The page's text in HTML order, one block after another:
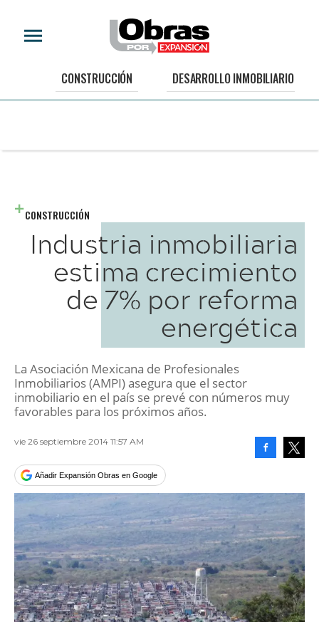
CONSTRUCCIÓN DESARROLLO INMOBILIARIO
CONSTRUCCIÓN
Industria inmobiliaria
estima crecimiento
de 7% por reforma
energética
La Asociación Mexicana de Profesionales
Inmobiliarios (AMPI) asegura que el sector
inmobiliario en el país se prevé con números muy
favorables para los próximos años.
vie 26 septiembre 2014 11:57 AM
Añadir Expansión Obras en Google